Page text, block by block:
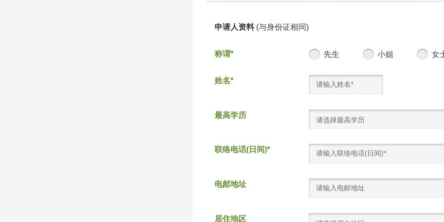
申请人资料 (与身份证相同)
称谓* 先生 小姐 女
姓名*
最高学历
请选择最高学历
联络电话(日间)*
电邮地址
居住地区